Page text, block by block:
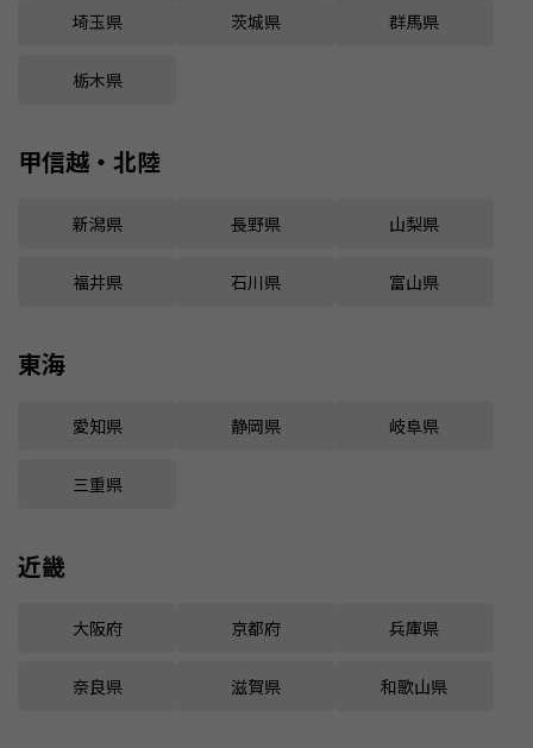
埼玉県 茨城県 群馬県
栃木県
甲信越・北陸
新潟県 長野県 山梨県
福井県 石川県 富山県
東海
愛知県 静岡県 岐阜県
三重県
近畿
大阪府 京都府 兵庫県
奈良県 滋賀県 和歌山県